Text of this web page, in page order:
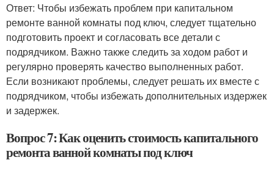
Ответ: Чтобы избежать проблем при капитальном
ремонте ванной комнаты под ключ, следует тщательно
подготовить проект и согласовать все детали с
подрядчиком. Важно также следить за ходом работ и
регулярно проверять качество выполненных работ.
Если возникают проблемы, следует решать их вместе с
подрядчиком, чтобы избежать дополнительных издержек
и задержек.
Вопрос 7: Как оценить стоимость капитального
ремонта ванной комнаты под ключ